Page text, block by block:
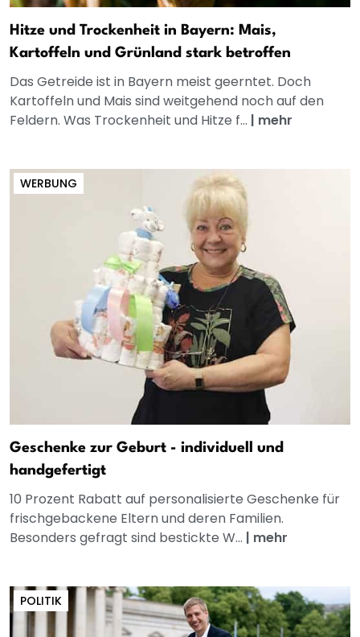
Hitze und Trockenheit in Bayern: Mais,
Kartoffeln und Grünland stark betroffen
Das Getreide ist in Bayern meist geerntet. Doch
Kartoffeln und Mais sind weitgehend noch auf den
Feldern. Was Trockenheit und Hitze f... | mehr
WERBUNG
Geschenke zur Geburt - individuell und
handgefertigt
10 Prozent Rabatt auf personalisierte Geschenke für
frischgebackene Eltern und deren Familien.
Besonders gefragt sind bestickte W... | mehr
POLITIK